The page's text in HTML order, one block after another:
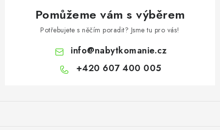
Pomůžeme vám s výběrem
Potřebujete s něčím poradit? Jsme tu pro vás!
info@nabytkomanie.cz
+420 607 400 005